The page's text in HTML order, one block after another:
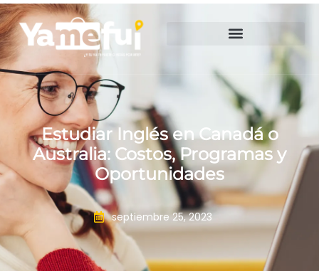
Estudiar Inglés en Canadá o
Australia: Costos, Programas y
Oportunidades
septiembre 25, 2023